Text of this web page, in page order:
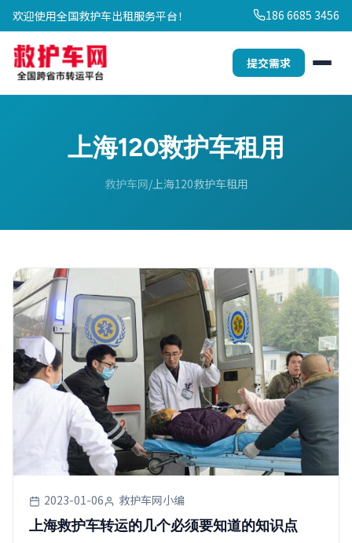
欢迎使用全国救护车出租服务平台！ 186 6685 3456
提交需求
上海120救护车租用
救护车网 上海120救护车租用
2023-01-06 救护车网小编
上海救护车转运的几个必须要知道的知识点